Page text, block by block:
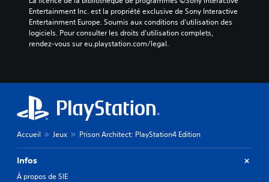
Entertainment Inc. est la propriété exclusive de Sony Interactive
Entertainment Europe. Soumis aux conditions d’utilisation des
logiciels. Pour consulter les droits d’utilisation complets,
rendez-vous sur eu.playstation.com/legal.
Accueil Jeux Prison Architect: PlayStation4 Edition
Infos
À propos de SIE